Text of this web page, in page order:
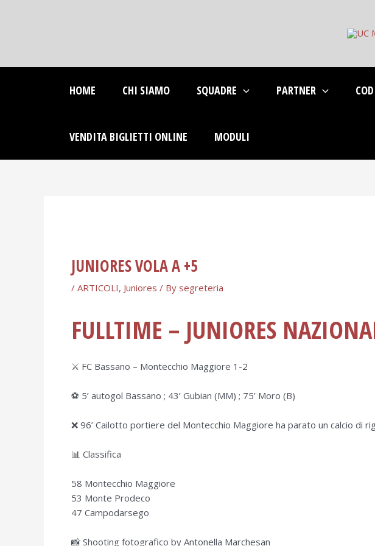
HOME CHI SIAMO SQUADRE PARTNER
VENDITA BIGLIETTI ONLINE MODULI
JUNIORES VOLA A +5
/ ARTICOLI, Juniores / By segreteria
FULLTIME – JUNIORES
⚔️ FC Bassano – Montecchio Maggiore 1-2
⚽️ 5’ autogol Bassano ; 43’ Gubian (MM) ; 75’ Moro (B)
❌ 96’ Cailotto portiere del Montecchio Maggiore ha parato un calcio di
📊 Classifica
58 Montecchio Maggiore
53 Monte Prodeco
47 Campodarsego
📸 Shooting fotografico by Antonella Marchesan